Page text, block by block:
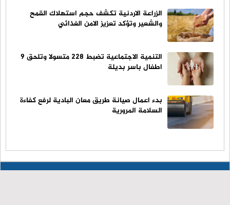
الزراعة الاردنية تكشف حجم استهلاك القمح
والشعير وتؤكد تعزيز الامن الغذائي
التنمية الاجتماعية تضبط 228 متسولا وتلحق 9
اطفال باسر بديلة
بدء اعمال صيانة طريق معان البادية لرفع كفاءة
السلامة المرورية